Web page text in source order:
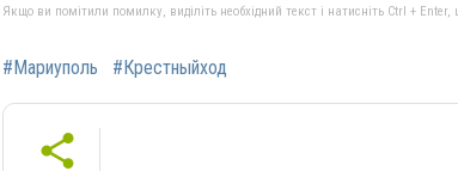
Якщо ви помітили помилку, виділіть необхідний текст і натисніть Ctrl +
#Мариуполь #Крестныйход